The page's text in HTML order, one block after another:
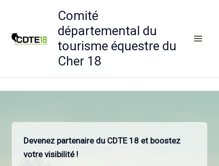
contenu
Comité
départemental du
tourisme équestre du
Cher 18
Devenez partenaire du CDTE 18 et boostez
votre visibilité !